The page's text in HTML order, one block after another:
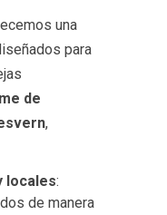
una
para
de
,
locales:
de manera